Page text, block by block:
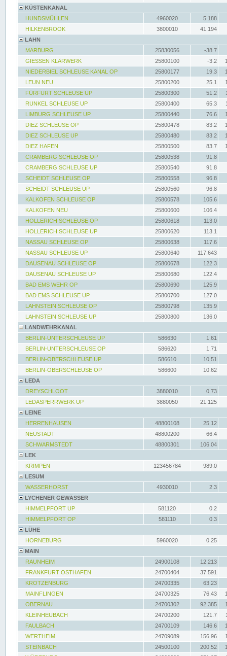
KÜSTENKANAL
HUNDSMÜHLEN
4960020
5.188
HILKENBROOK
3800010
41.194
LAHN
MARBURG
25830056
-38.7
GIESSEN KLÄRWERK
25800100 -3.2
NIEDERBIEL SCHLEUSE KANAL OP
25800177 19.3
LEUN NEU
25800200 25.1
FÜRFURT SCHLEUSE UP
25800300 51.2
RUNKEL SCHLEUSE UP
25800400 65.3
LIMBURG SCHLEUSE UP
25800440 76.6
DIEZ SCHLEUSE OP
25800478 83.2
DIEZ SCHLEUSE UP
25800480 83.2
DIEZ HAFEN
25800500 83.7
CRAMBERG SCHLEUSE OP
25800538
91.8
CRAMBERG SCHLEUSE UP
25800540
91.8
SCHEIDT SCHLEUSE OP
25800558
96.8
SCHEIDT SCHLEUSE UP
25800560
96.8
KALKOFEN SCHLEUSE OP
25800578
105.6
KALKOFEN NEU
25800600
106.4
HOLLERICH SCHLEUSE OP
25800618
113.0
HOLLERICH SCHLEUSE UP
25800620
113.1
NASSAU SCHLEUSE OP
25800638
117.6
NASSAU SCHLEUSE UP
25800640
117.643
DAUSENAU SCHLEUSE OP
25800678
122.3
DAUSENAU SCHLEUSE UP
25800680
122.4
BAD EMS WEHR OP
25800690
125.9
BAD EMS SCHLEUSE UP
25800700
127.0
LAHNSTEIN SCHLEUSE OP
25800798
135.9
LAHNSTEIN SCHLEUSE UP
25800800
136.0
LANDWEHRKANAL
BERLIN-UNTERSCHLEUSE UP
586630
1.61
BERLIN-UNTERSCHLEUSE OP
586620
1.71
BERLIN-OBERSCHLEUSE UP
586610
10.51
BERLIN-OBERSCHLEUSE OP
586600
10.62
LEDA
DREYSCHLOOT
3880010
0.73
LEDASPERRWERK UP
3880050
21.125
LEINE
HERRENHAUSEN
48800108
25.12
NEUSTADT
48800200
66.4
SCHWARMSTEDT
48800301
106.04
LEK
KRIMPEN
123456784
989.0
LESUM
WASSERHORST
4930010
2.3
LYCHENER GEWÄSSER
HIMMELPFORT UP
581120
0.2
HIMMELPFORT OP
581110
0.3
LÜHE
HORNEBURG
5960020
0.25
MAIN
RAUNHEIM
24900108
12.213
FRANKFURT OSTHAFEN
24700404
37.591
KROTZENBURG
24700335
63.23
MAINFLINGEN
24700325 76.43
OBERNAU
24700302 92.385
KLEINHEUBACH
24700200 121.7
FAULBACH
24700109 146.6
WERTHEIM
24709089 156.96
STEINBACH
24500100 200.52